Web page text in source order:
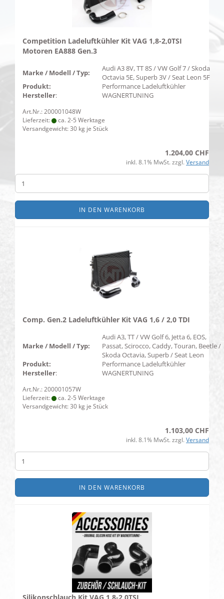
Competition Ladeluftkühler Kit VAG 1,8-2,0TSI
Motoren EA888 Gen.3
Marke / Modell / Typ:
Audi A3 8V, TT 8S / VW Golf 7 / Skoda
Octavia 5E, Superb 3V / Seat Leon 5F
Produkt:
Performance Ladeluftkühler
Hersteller: WAGNERTUNING
Art.Nr.: 200001048W
Lieferzeit:
ca. 2-5 Werktage
Versandgewicht:30 kg je Stück
1.204,00 CHF
inkl. 8.1% MwSt. zzgl. Versand
IN DEN WARENKORB
Comp. Gen.2 Ladeluftkühler Kit VAG 1,6 / 2,0 TDI
Marke / Modell / Typ:
Audi A3, TT / VW Golf 6, Jetta 6, EOS,
Passat, Scirocco, Caddy, Touran, Beetle /
Skoda Octavia, Superb / Seat Leon
Produkt:
Performance Ladeluftkühler
Hersteller: WAGNERTUNING
Art.Nr.: 200001057W
Lieferzeit:
ca. 2-5 Werktage
Versandgewicht:30 kg je Stück
1.103,00 CHF
inkl. 8.1% MwSt. zzgl. Versand
IN DEN WARENKORB